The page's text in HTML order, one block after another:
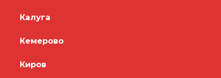
Калуга
Кемерово
Киров